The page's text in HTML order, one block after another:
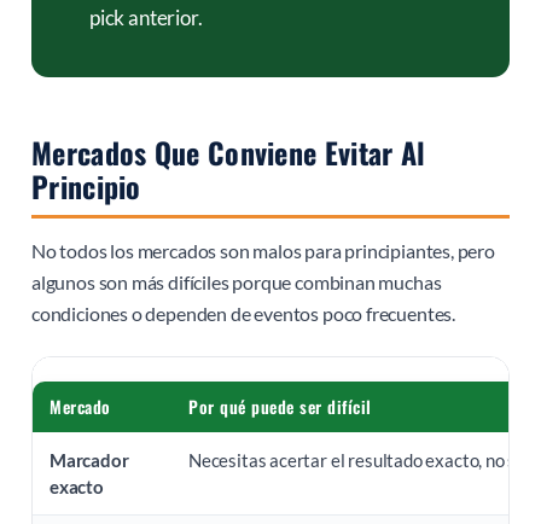
pick anterior.
Mercados Que Conviene Evitar Al
Principio
No todos los mercados son malos para principiantes, pero
algunos son más difíciles porque combinan muchas
condiciones o dependen de eventos poco frecuentes.
Mercado Por qué puede ser difícil
Marcador
exacto
Necesitas acertar el resultado exacto, no